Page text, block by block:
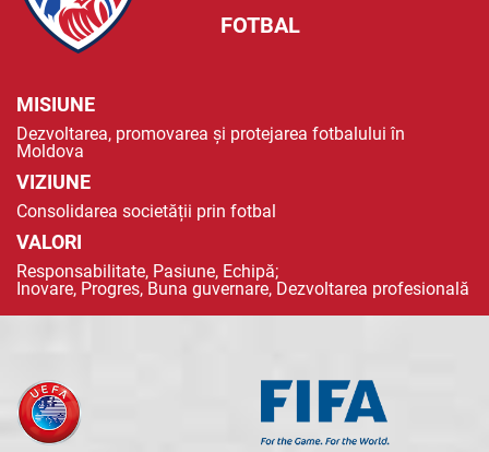
FOTBAL
MISIUNE
Dezvoltarea, promovarea și protejarea fotbalului în
Moldova
VIZIUNE
Consolidarea societății prin fotbal
VALORI
Responsabilitate, Pasiune, Echipă;
Inovare, Progres, Buna guvernare, Dezvoltarea profesională